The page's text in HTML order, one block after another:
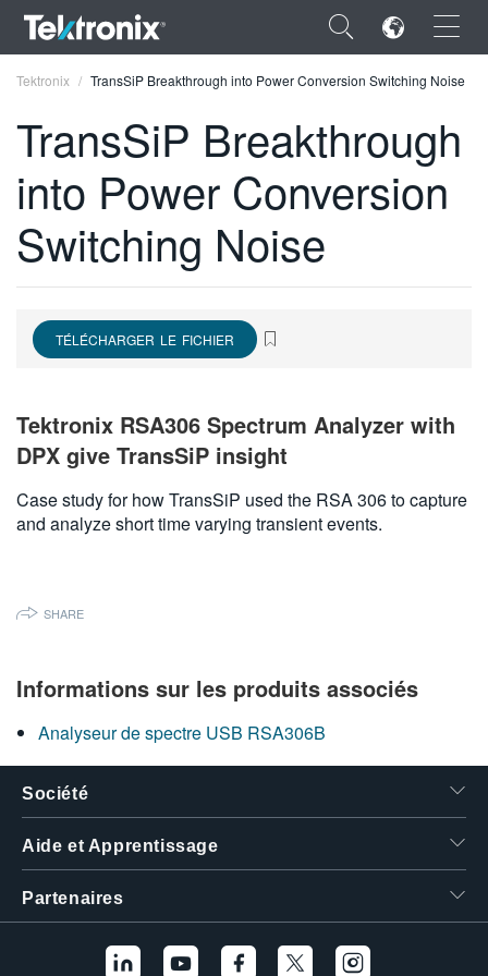
×
ENGLISH
FRANÇAIS
VIỆT NAM
日本語
한국어
繁體中文
Tektronix TransSiP Breakthrough into Power Conversion Switching Noise
TransSiP Breakthrough
into Power Conversion
Switching Noise
TÉLÉCHARGER LE FICHIER
Tektronix RSA306 Spectrum Analyzer with
DPX give TransSiP insight
Case study for how TransSiP used the RSA 306 to capture
and analyze short time varying transient events.
SHARE
Informations sur les produits associés
Analyseur de spectre USB RSA306B
Société
Aide et Apprentissage
Partenaires